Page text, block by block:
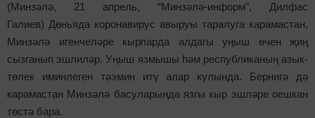
(Минзәлә, 21 апрель, “Минзәлә-информ”, Дилфас
Галиев) Дөньяда коронавирус авыруы таралуга карамастан,
Минзәлә игенчеләре кырларда алдагы уңыш өчен җиң
сызганып эшлиләр. Уңыш язмышы һәм республиканың азык-
төлек иминлеген тәэмин итү алар кулында. Бернигә дә
карамастан Минзәлә басуларында язгы кыр эшләре оешкан
төстә бара.